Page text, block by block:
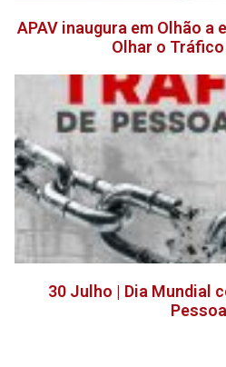
APAV inaugura em Olhão a
Olhar o Tráfico
30 Julho | Dia Mundial